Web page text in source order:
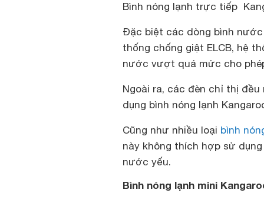
Bình nóng lạnh trực tiếp
Đặc biệt các dòng bình
thống chống giật ELCB, hệ
nước vượt quá mức cho
Ngoài ra, các đèn chỉ thị
dụng bình nóng lạnh
Cũng như nhiều loại bình
này không thích hợp sử
nước yếu.
Bình nóng lạnh mini